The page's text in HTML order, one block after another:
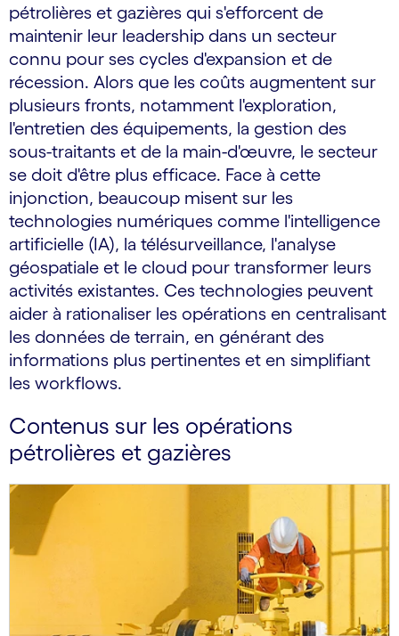
pétrolières et gazières qui s'efforcent de
maintenir leur leadership dans un secteur
connu pour ses cycles d'expansion et de
récession. Alors que les coûts augmentent sur
plusieurs fronts, notamment l'exploration,
l'entretien des équipements, la gestion des
sous-traitants et de la main-d'œuvre, le secteur
se doit d'être plus efficace. Face à cette
injonction, beaucoup misent sur les
technologies numériques comme l'intelligence
artificielle (IA), la télésurveillance, l'analyse
géospatiale et le cloud pour transformer leurs
activités existantes. Ces technologies peuvent
aider à rationaliser les opérations en centralisant
les données de terrain, en générant des
informations plus pertinentes et en simplifiant
les workflows.
Contenus sur les opérations
pétrolières et gazières